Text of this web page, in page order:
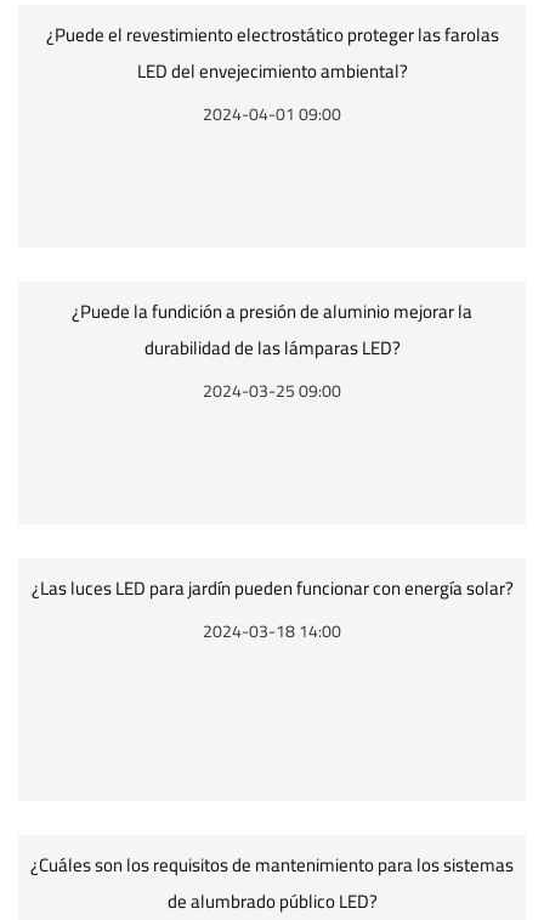
¿Puede el revestimiento electrostático proteger las farolas
LED del envejecimiento ambiental?
2024-04-01 09:00
¿Puede la fundición a presión de aluminio mejorar la
durabilidad de las lámparas LED?
2024-03-25 09:00
¿Las luces LED para jardín pueden funcionar con energía solar?
2024-03-18 14:00
¿Cuáles son los requisitos de mantenimiento para los sistemas
de alumbrado público LED?